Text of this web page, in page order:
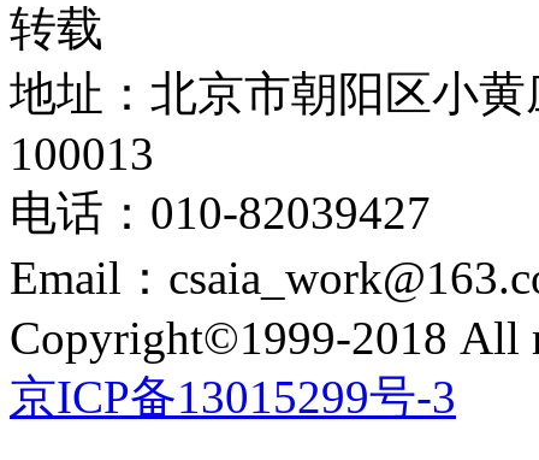
转载
地址：北京市朝阳区小
100013
电话：010-82039427
Email：
Copyright©1999-2018 All
京ICP备13015299号-3